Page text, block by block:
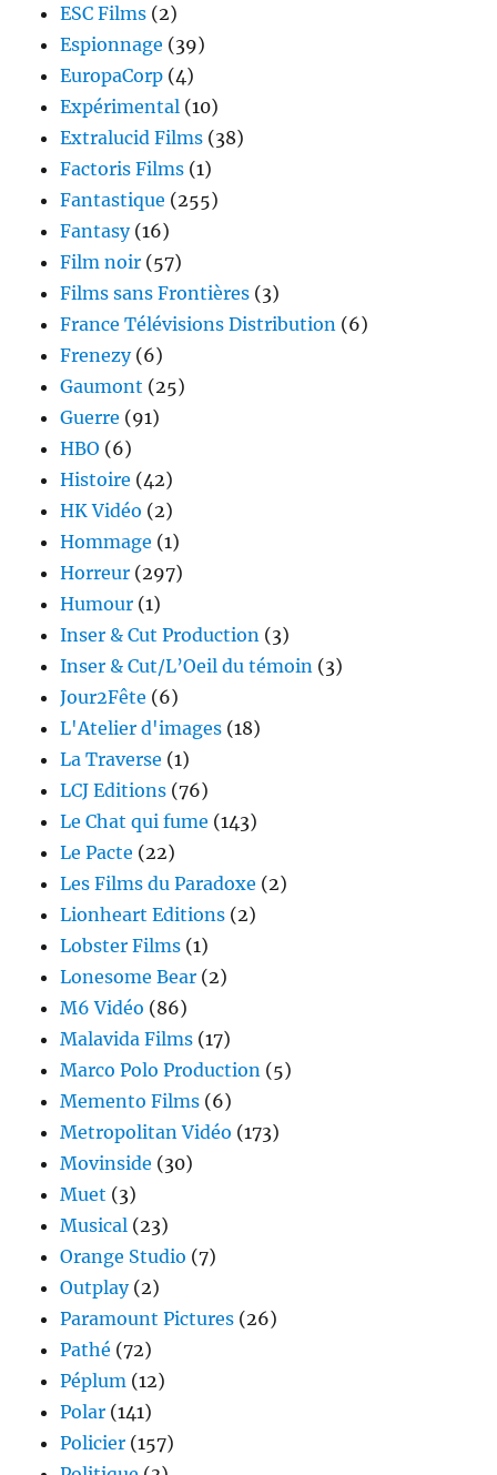
ESC Films (2)
Espionnage (39)
EuropaCorp (4)
Expérimental (10)
Extralucid Films (38)
Factoris Films (1)
Fantastique (255)
Fantasy(16)
Film noir (57)
Films sans Frontières (3)
France Télévisions Distribution (6)
Frenezy(6)
Gaumont (25)
Guerre (91)
HBO (6)
Histoire (42)
HK Vidéo (2)
Hommage (1)
Horreur (297)
Humour (1)
Inser & Cut Production (3)
Inser & Cut/L’Oeil du témoin (3)
Jour2Fête (6)
L'Atelier d'images (18)
La Traverse (1)
LCJ Editions (76)
Le Chat qui fume (143)
Le Pacte (22)
Les Films du Paradoxe (2)
Lionheart Editions (2)
Lobster Films (1)
Lonesome Bear (2)
M6 Vidéo (86)
Malavida Films (17)
Marco Polo Production (5)
Memento Films (6)
Metropolitan Vidéo (173)
Movinside (30)
Muet (3)
Musical (23)
Orange Studio (7)
Outplay(2)
Paramount Pictures (26)
Pathé (72)
Péplum (12)
Polar (141)
Policier (157)